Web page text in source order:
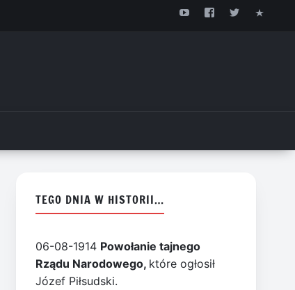
TEGO DNIA W HISTORII…
06-08-1914 Powołanie tajnego
Rządu Narodowego, które ogłosił
Józef Piłsudski.